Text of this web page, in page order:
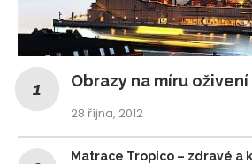
Obrazy na míru
28 října, 2012
Matrace Tropico – zdravé a